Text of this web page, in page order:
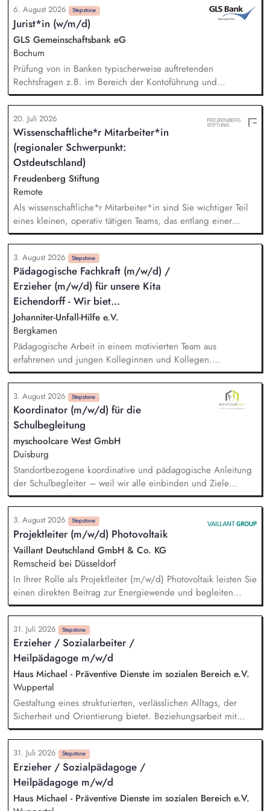
Angebotserstellung bis zur eigenverantwortlichen Umsetzung.
Auf Basis der jeweiligen Herausforderungen entwickelst du
passgenaue Beratungsprozesse und berätst Organisationen zu
zentralen Fragen ihrer finanziellen Steuerung und
strategischen Weiterentwicklung.
6. August 2026 Stepstone
Jurist*in (w/m/d)
GLS Gemeinschaftsbank eG
Bochum
Prüfung von in Banken typischerweise auftretenden
Rechtsfragen z.B. im Bereich der Kontoführung und
Kreditvergabe sowie GLS typischen Fragestellungen z.B. zu
Nachhaltigkeit und Genossenschaftsrecht. Aufklärung von
Sachverhalten und Erarbeiten und Bewerten von
Lösungsmöglichkeiten. Unabhängige, lösungsorientierte
Rechtsberatung der internen Abteilungen der GLS Bank.
Gestaltung von Rechtsverhältnissen, selbständiges Führen von
Verhandlungen, Verwirklichung von Rechten.
Zusammenarbeit mit und Begleitung von externen
Rechtsanwält*innen im Rahmen von Beratungsmandaten und
Rechtsstreitigkeiten.
20. Juli 2026
Wissenschaftliche*r Mitarbeiter*in
(regionaler Schwerpunkt:
Ostdeutschland)
Freudenberg Stiftung
Remote
Als wissenschaftliche*r Mitarbeiter*in sind Sie wichtiger Teil
eines kleinen, operativ tätigen Teams, das entlang einer
klaren Programmatik langfristig soziale Innovation
implementiert. Sie unterstützen die Geschäftsführung bei der
Umsetzung der Stiftungsprogrammatik und entwickeln dabei
die Internationalisierungsstrategie der Stiftung weiter. Sie
übersetzen wissenschaftliche Erkenntnisse in
alltagsangebundene Handlungsansätze entlang unserer
Stiftungsprogrammatik.
3. August 2026 Stepstone
Pädagogische Fachkraft (m/w/d) /
Erzieher (m/w/d) für unsere Kita
Eichendorff - Wir biet...
Johanniter-Unfall-Hilfe e.V.
Bergkamen
Pädagogische Arbeit in einem motivierten Team aus
erfahrenen und jungen Kolleginnen und Kollegen.
Begleitung und Unterstützung der Kinder im Alltag durch
entwicklungsgerechte Angebote. Beobachtung und
Dokumentation der individuellen Bildungsthemen der Kinder.
Aufbau und Pflege einer kompetenten und verlässlichen
Erziehungspartnerschaft mit den Eltern. Zusammenarbeit mit
dem Team der Einrichtung, den Erziehungsberechtigten und
dem Träger.
3. August 2026 Stepstone
Koordinator (m/w/d) für die
Schulbegleitung
myschoolcare West GmbH
Duisburg
Standortbezogene koordinative und pädagogische Anleitung
der Schulbegleiter – weil wir alle einbinden und Ziele
gemeinsam feiern. Verlässliche Ansprechperson für die Ämter
und Schulen sowie für die Erziehungsberechtigten – weil wir
tun, was wir sagen. Kontaktaufnahme zu komplementären
Hilfeeinrichtungen. Regelmäßiges vorbereitendes Daten-
Reporting sowie transparente und zeitnahe Kommunikation
über alle relevanten Entwicklungen. Teilnahme an
Familienbesuchen und Netzwerktreffen. Vorbereitung und
Teilnahme an Hilfeplanungen. Proaktives Netzwerken in
verschiedenen Anlaufstellen.
3. August 2026 Stepstone
Projektleiter (m/w/d) Photovoltaik
Vaillant Deutschland GmbH & Co. KG
Remscheid bei Düsseldorf
In Ihrer Rolle als Projektleiter (m/w/d) Photovoltaik leisten Sie
einen direkten Beitrag zur Energiewende und begleiten
Photovoltaik-Projekte von der ersten Planung bis zur
erfolgreichen Übergabe an unsere Kunden. Sie prüfen die
technische Machbarkeit von Photovoltaik-Projekten, erstellen
die Projektplanung und entwickeln individuelle Lösungen für
unsere Kunden. Zu Ihren Aufgaben gehören außerdem die
Erstellung von Angeboten, die Materialplanung sowie die
Beschaffung aller erforderlichen Komponenten wie Module,
Wechselrichter und Unterkonstruktionen.
31. Juli 2026 Stepstone
Erzieher / Sozialarbeiter /
Heilpädagoge m/w/d
Haus Michael - Präventive Dienste im sozialen Bereich e.V.
Wuppertal
Gestaltung eines strukturierten, verlässlichen Alltags, der
Sicherheit und Orientierung bietet. Beziehungsarbeit mit
Kindern und Jugendlichen unter Berücksichtigung ihrer
individuellen Lebensgeschichten. Systemisches Denken:
Zusammenhänge erkennen, Verhalten einordnen, Muster
verstehen. Förderung von Identitätsentwicklung, Selbstwert
und individuellen Stärken. Begleitung in lebenspraktischen
Bereichen (Alltag, Schule, Freizeit, Verantwortung).
31. Juli 2026 Stepstone
Erzieher / Sozialpädagoge /
Heilpädagoge m/w/d
Haus Michael - Präventive Dienste im sozialen Bereich e.V.